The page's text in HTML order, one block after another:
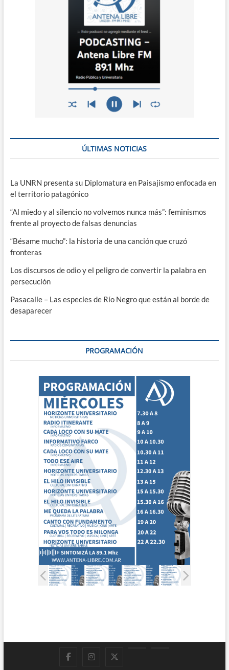
ÚLTIMAS NOTICIAS
La UNRN presenta su Diplomatura en Paisajismo enfocada en
el territorio patagónico
“Al miedo y al silencio no volvemos nunca más”: feminismos
frente al proyecto de falsas denuncias
“Bésame mucho”: la historia de una canción que cruzó
fronteras
Los discursos de odio y el peligro de convertir la palabra en
persecución
Pasacalle – Las especies de Río Negro que están al borde de
desaparecer
PROGRAMACIÓN
FacebookInstagram